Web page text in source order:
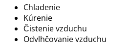
Chladenie
Kúrenie
Čistenie vzduchu
Odvlhčovanie vzduchu